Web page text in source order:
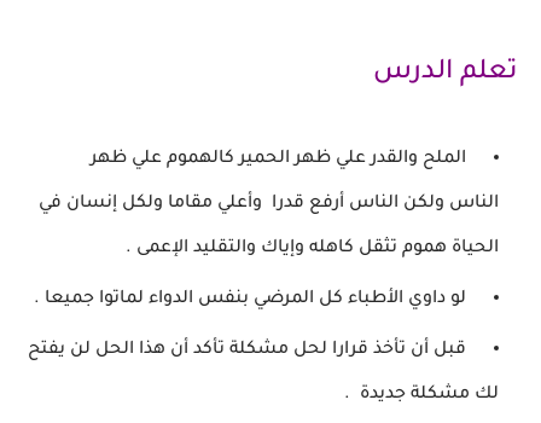
تعلم الدرس
الملح والقدر علي ظهر الحمير كالهموم علي ظهر
الناس ولكن الناس أرفع قدرا وأعلي مقاما ولكل إنسان في
الحياة هموم تثقل كاهله وإياك والتقليد الإعمى .
لو داوي الأطباء كل المرضي بنفس الدواء لماتوا جميعا .
قبل أن تأخذ قرارا لحل مشكلة تأكد أن هذا الحل لن يفتح
لك مشكلة جديدة .